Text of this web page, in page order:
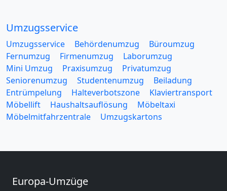
Umzugsservice
Umzugsservice Behördenumzug
Büroumzug
Fernumzug
Firmenumzug
Laborumzug
Mini Umzug
Praxisumzug
Privatumzug
Seniorenumzug
Studentenumzug
Beiladung
Entrümpelung
Halteverbotszone
Klaviertransport
Möbellift
Haushaltsauflösung
Möbeltaxi
Möbelmitfahrzentrale
Umzugskartons
Europa-Umzüge